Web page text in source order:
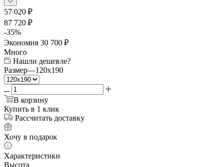
57 020 ₽
87 720 ₽
-35%
Экономия 30 700 ₽
Много
Нашли дешевле?
Размер—120x190
В корзину
Купить в 1 клик
Рассчитать доставку
Хочу в подарок
Характеристики
Высота